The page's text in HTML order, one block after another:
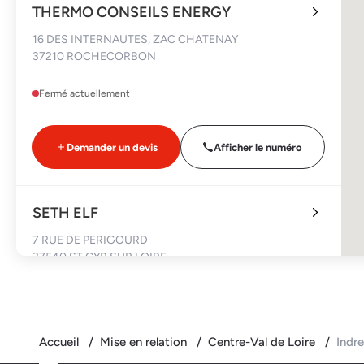
THERMO CONSEILS ENERGY
16 DES INTERNAUTES, ZAC CHATENAY
37210 ROCHECORBON
Fermé actuellement
Demander un devis Afficher le numéro
SETH ELF
7 RUE DE PERIGOURD
37540 ST CYR SUR LOIRE
Demander un devis Afficher le numéro
Accueil Mise en relation Centre-Val de Loire